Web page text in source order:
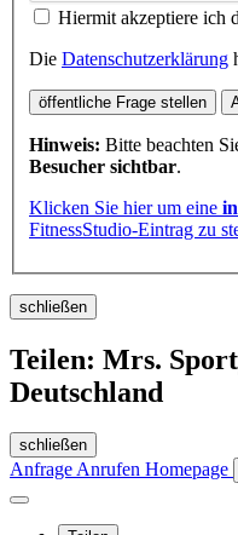
Hiermit akzeptiere ich
Die Datenschutzerklärung
öffentliche Frage stellen
Hinweis: Bitte beachten
Besucher sichtbar.
Klicken Sie hier um eine
FitnessStudio-Eintrag zu
schließen
Teilen: Mrs.
Deutschland
schließen
AnfrageAnrufen Homepage